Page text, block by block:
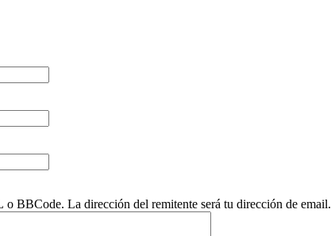
BBCode. La dirección del remitente será tu dirección de email.